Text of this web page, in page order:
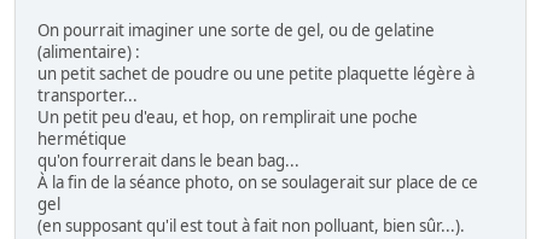
On pourrait imaginer une sorte de gel, ou de gelatine
(alimentaire) :
un petit sachet de poudre ou une petite plaquette légère à
transporter...
Un petit peu d'eau, et hop, on remplirait une poche
hermétique
qu'on fourrerait dans le bean bag...
À la fin de la séance photo, on se soulagerait sur place de ce
gel
(en supposant qu'il est tout à fait non polluant, bien sûr...).